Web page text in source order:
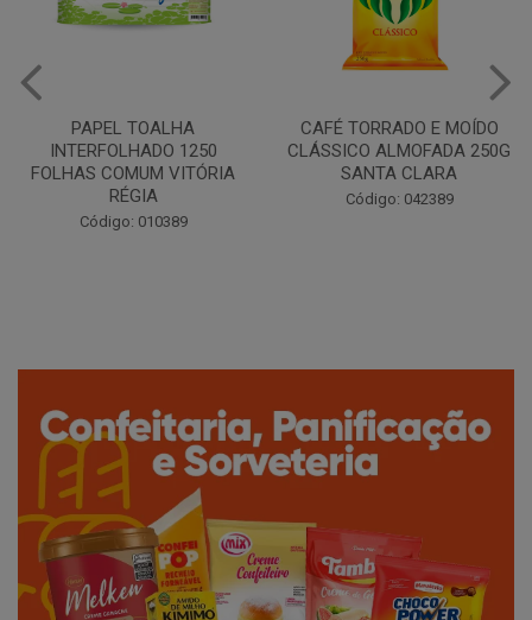
CAFÉ TORRADO E MOÍDO
CLÁSSICO ALMOFADA 250G
SANTA CLARA
Código: 042389
Copo Plástico Branco 180ml
Pacote c/100 - Cristalcopo
Código: 031413